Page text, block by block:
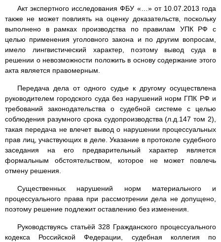
Акт экспертного исследования ФБУ «…» от 10.07.2013 года
также не может повлиять на оценку доказательств, поскольку
выполнено в рамках производства по правилам УПК РФ с
целью применения уголовного закона и по другим вопросам,
имело лингвистический характер, поэтому вывод суда в
решении о невозможности положить в основу содержание этого
акта является правомерным.
Передача дела от одного судье к другому осуществлена
руководителем городского суда без нарушений норм ГПК РФ и
требований законодательства о судебной системе с целью
соблюдения разумного срока судопроизводства (л.д.147 том 2),
такая передача не влечет вывод о нарушении процессуальных
прав лиц, участвующих в деле. Указание в протоколе судебного
заседания на его предварительный характер является
формальным обстоятельством, которое не может повлечь
отмену решения.
Существенных нарушений норм материального и
процессуального права при рассмотрении дела не допущено,
поэтому решение подлежит оставлению без изменения.
Руководствуясь статьёй 328 Гражданского процессуального
кодекса Российской Федерации, судебная коллегия по